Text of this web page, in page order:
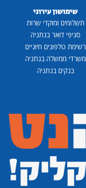
שימושון עירוני
תשלומים ומוקדי שרות
סניפי דואר בנתניה
רשימת טלפונים חיוניים
משרדי ממשלה בנתניה
בנקים בנתניה